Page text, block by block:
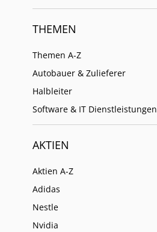
THEMEN
Themen A-Z
Autobauer & Zulieferer
Halbleiter
Software & IT Dienstleistungen
AKTIEN
Aktien A-Z
Adidas
Nestle
Nvidia